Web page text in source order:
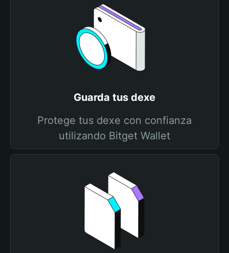
Guarda tus dexe
Protege tus dexe con confianza
utilizando Bitget Wallet